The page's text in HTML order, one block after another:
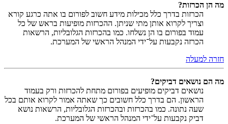
מה הן הכרזות?
הכרזות בדרך כלל מכילות מידע חשוב לפורום בו אתה כרגע קורא
וצריך לקרוא אותן מתי שניתן. ההכרזות מופיעות בראש של כל
עמוד בפורום בו הן נשלחו. כמו בהכרזות הגלובליות, הרשאות
הכרזה נקבעות על־ידי המנהל הראשי של המערכת.
חזרה למעלה
מה הם נושאים דביקים?
נושאים דביקים מופיעים בפורום מתחת להכרזות ורק בעמוד
הראשון. הם בדרך כלל חשובים כך שאתה אמור לקרוא אותם בכל
שעה נתונה. כמו בהכרזות ובהכרזות הגלובליות, הרשאות נושא
דביק נקבעות על־ידי המנהל הראשי של המערכת.